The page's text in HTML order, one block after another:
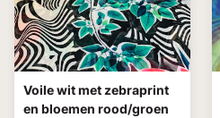
Voile wit met zebraprint
en bloemen rood/groen